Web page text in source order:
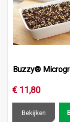
€ 11,80
Bekijken